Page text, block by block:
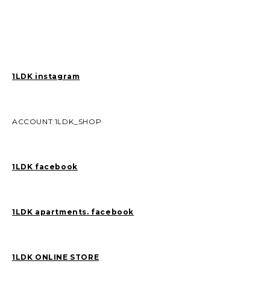
1LDK instagram
ACCOUNT:1LDK_SHOP
1LDK facebook
1LDK apartments. facebook
1LDK ONLINE STORE